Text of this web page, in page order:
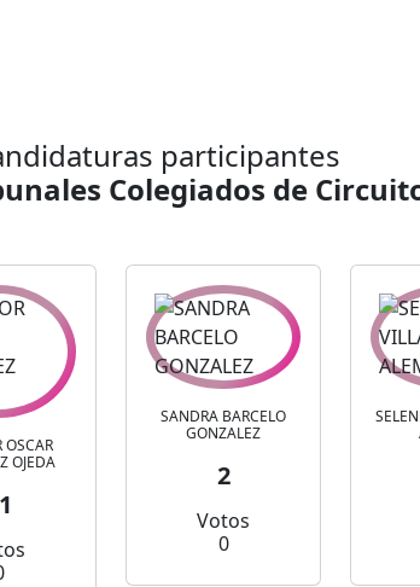
participantes
Colegiados de
OSCAR
OJEDA
SANDRA BARCELO
GONZALEZ
2
Votos
0